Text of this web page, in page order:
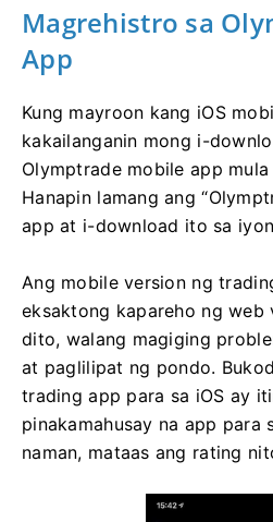
Magrehistro sa
App
Kung mayroon kang iOS
kakailanganin mong i-
Olymptrade mobile app
Hanapin lamang ang
app at i-download ito sa
Ang mobile version ng
eksaktong kapareho ng web
dito, walang magiging
at paglilipat ng pondo.
trading app para sa iOS ay
pinakamahusay na app para
naman, mataas ang rating